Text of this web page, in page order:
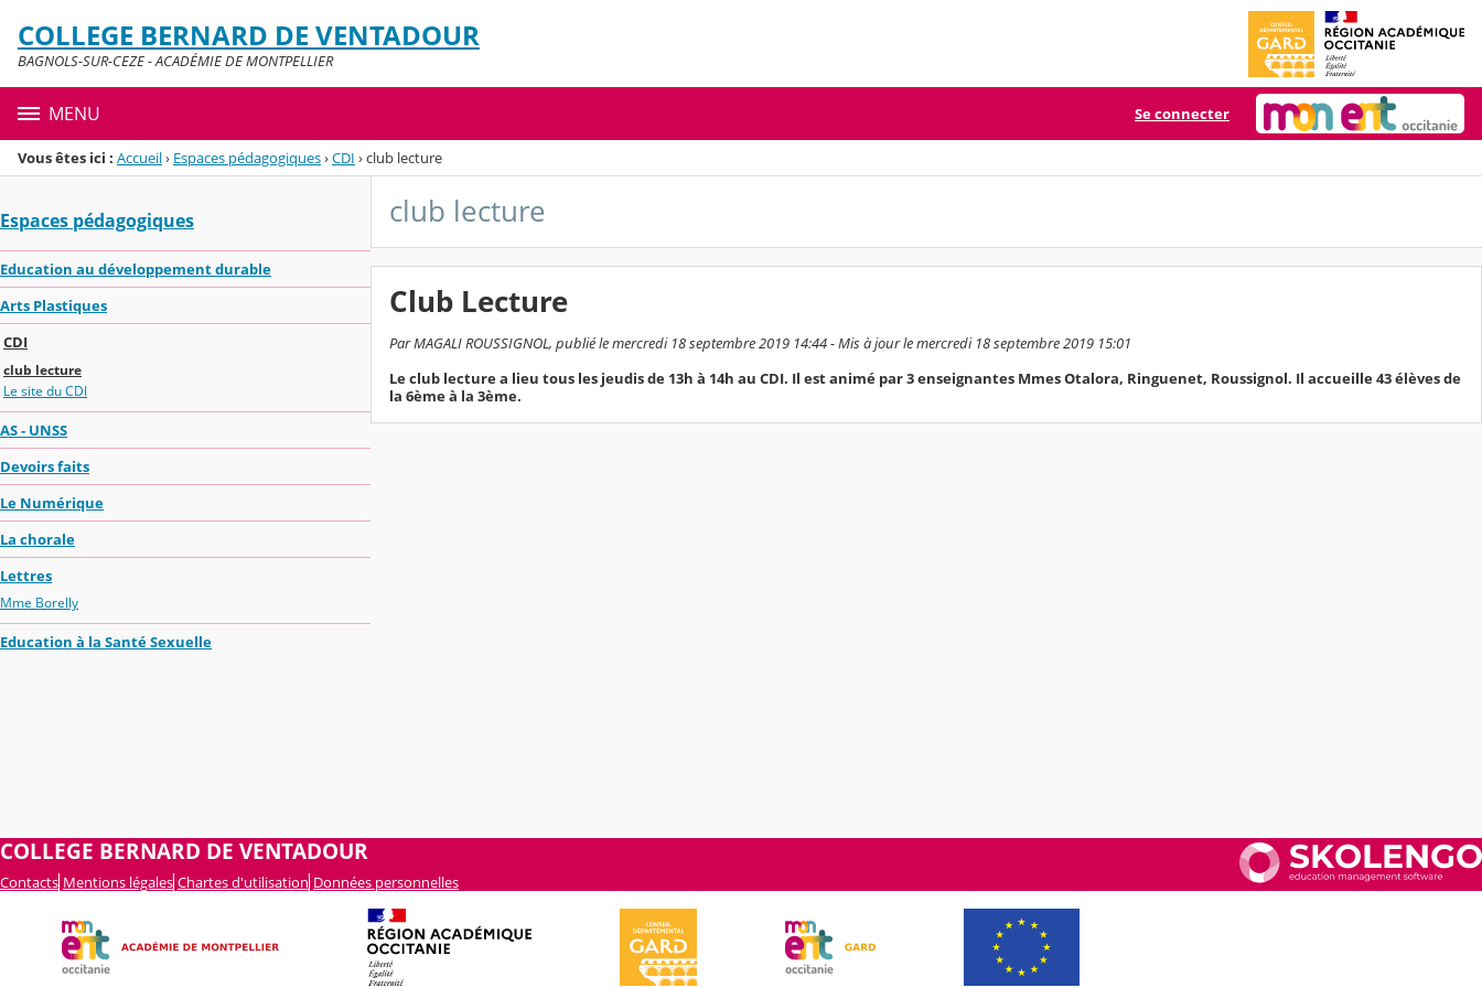
Menu de la rubrique
Contenu
COLLEGE BERNARD DE VENTADOUR
BAGNOLS-SUR-CEZE - ACADÉMIE DE MONTPELLIER
MENU Se connecter
Vous êtes ici : Accueil› Espaces pédagogiques›CDI ›club lecture
Espaces pédagogiques
Education au développement durable
Arts Plastiques
CDI
club lecture
Le site du CDI
AS - UNSS
Devoirs faits
Le Numérique
La chorale
Lettres
Mme Borelly
Education à la Santé Sexuelle
club lecture
Club Lecture
Par MAGALI ROUSSIGNOL, publié le mercredi 18 septembre 2019 14:44 - Mis à jour le mercredi 18 septembre 2019 15:01
Le club lecture a lieu tous les jeudis de 13h à 14h au CDI. Il est animé par 3 enseignantes Mmes Otalora, Ringuenet, Roussignol. Il accueille 43 élèves de
la 6ème à la 3ème.
COLLEGE BERNARD DE VENTADOUR
Contacts Mentions légales Chartes d'utilisation Données personnelles